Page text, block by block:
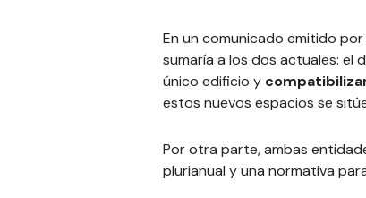
En un comunicado emitido
sumaría a los dos actuales: el
único edificio y
estos nuevos espacios se
Por otra parte, ambas
plurianual y una normativa